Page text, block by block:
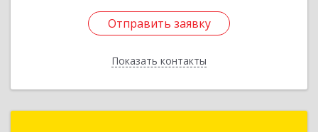
Отправить заявку
Показать контакты
Отправить заявку
Назад